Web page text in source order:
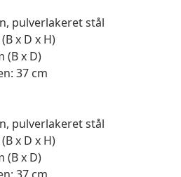
pulverlakeret stål
x D x H)
(B x D)
37 cm
pulverlakeret stål
x D x H)
(B x D)